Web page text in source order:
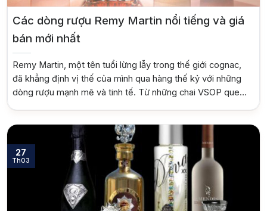
Các dòng rượu Remy Martin nổi tiếng và giá
bán mới nhất
Remy Martin, một tên tuổi lừng lẫy trong thế giới cognac,
đã khẳng định vị thế của mình qua hàng thế kỷ với những
dòng rượu mạnh mẽ và tinh tế. Từ những chai VSOP quen
27
Th03